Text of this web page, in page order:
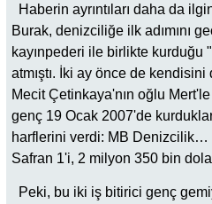
Haberin ayrıntıları daha da
Burak, denizciliğe ilk adımını
kayınpederi ile birlikte kurduğu
atmıştı. İki ay önce de
Mecit Çetinkaya'nın oğlu
genç 19 Ocak 2007'de
harflerini verdi: MB Denizcilik…
Safran 1'i, 2 milyon 350 bin
Peki, bu iki iş bitirici genç